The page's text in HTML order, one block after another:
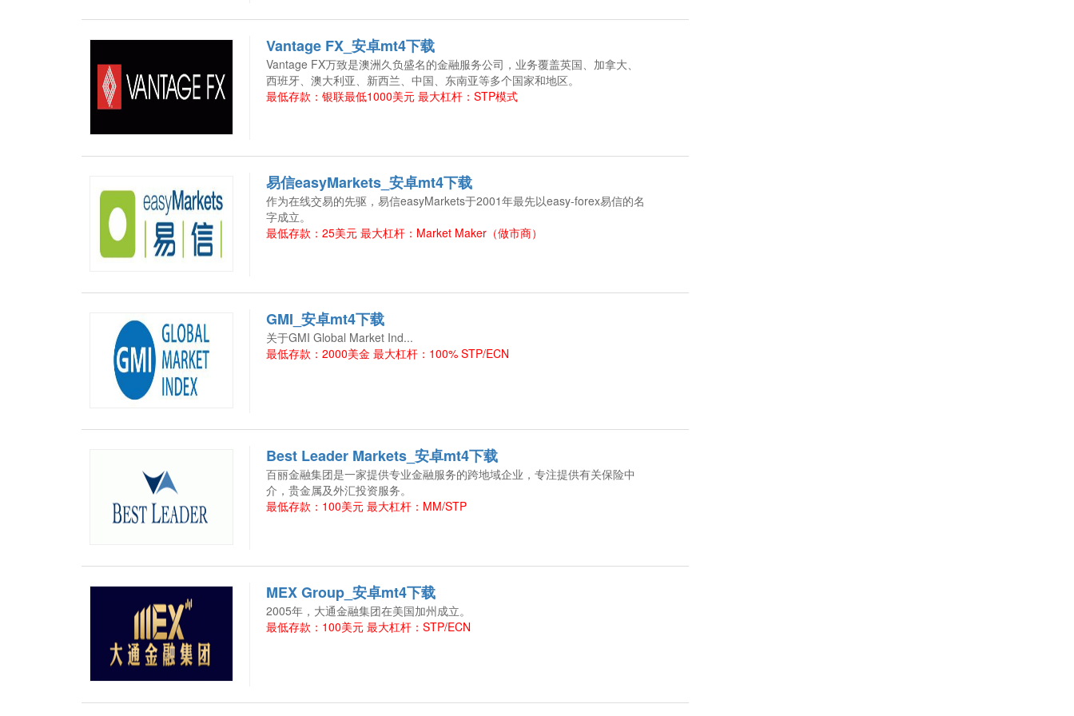
Vantage FX_安卓mt4下载
Vantage FX万致是澳洲久负盛名的金融服务公司，业务覆盖英国、加拿大、
西班牙、澳大利亚、新西兰、中国、东南亚等多个国家和地区。
最低存款：银联最低1000美元 最大杠杆：STP模式
易信easyMarkets_安卓mt4下载
作为在线交易的先驱，易信easyMarkets于2001年最先以easy-forex易信的名
字成立。
最低存款：25美元 最大杠杆：Market Maker（做市商）
GMI_安卓mt4下载
关于GMI Global Market Ind...
最低存款：2000美金 最大杠杆：100% STP/ECN
Best Leader Markets_安卓mt4下载
百丽金融集团是一家提供专业金融服务的跨地域企业，专注提供有关保险中
介，贵金属及外汇投资服务。
最低存款：100美元 最大杠杆：MM/STP
MEX Group_安卓mt4下载
2005年，大通金融集团在美国加州成立。
最低存款：100美元 最大杠杆：STP/ECN